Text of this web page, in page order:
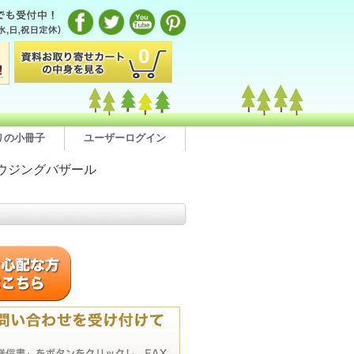
0
の小冊子 ユーザーログイン
ジングバザール